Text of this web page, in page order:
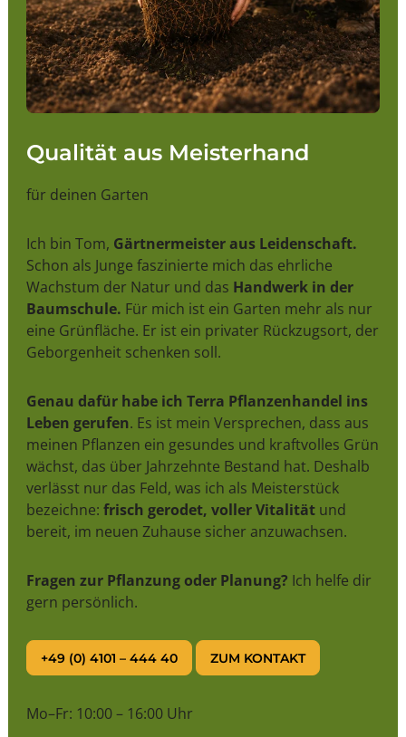
Qualität aus Meisterhand
für deinen Garten
Ich bin Tom, Gärtnermeister aus Leidenschaft.
Schon als Junge faszinierte mich das ehrliche
Wachstum der Natur und das Handwerk in der
Baumschule. Für mich ist ein Garten mehr als nur
eine Grünfläche. Er ist ein privater Rückzugsort, der
Geborgenheit schenken soll.
Genau dafür habe ich Terra Pflanzenhandel ins
Leben gerufen. Es ist mein Versprechen, dass aus
meinen Pflanzen ein gesundes und kraftvolles Grün
wächst, das über Jahrzehnte Bestand hat. Deshalb
verlässt nur das Feld, was ich als Meisterstück
bezeichne: frisch gerodet, voller Vitalitätund
bereit, im neuen Zuhause sicher anzuwachsen.
Fragen zur Pflanzung oder Planung? Ich helfe dir
gern persönlich.
+49 (0) 4101 – 444 40 ZUM KONTAKT
Mo–Fr: 10:00 – 16:00 Uhr